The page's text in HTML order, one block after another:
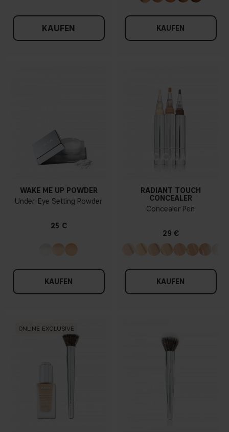
KAUFEN KAUFEN
WAKE ME UP POWDER
Under-Eye Setting Powder
25 €
KAUFEN
RADIANT TOUCH
CONCEALER
Concealer Pen
29 €
KAUFEN
ONLINE EXCLUSIVE